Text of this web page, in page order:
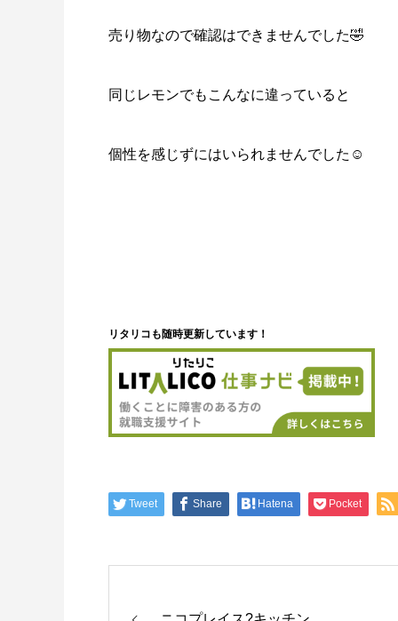
売り物なので確認はできませんでした🤣
同じレモンでもこんなに違っていると
個性を感じずにはいられませんでした☺️
リタリコも随時更新しています！
Tweet Share Hatena Pocket